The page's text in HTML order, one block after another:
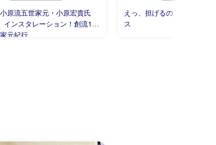
原流五世家元・小原宏貴氏
インスタレーション！創流130
元紀行
えっ、担げるの！？虎竹の
ス